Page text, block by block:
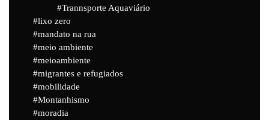
Trannsporte Aquaviário
lixo zero
mandato na rua
meio ambiente
meioambiente
migrantes e refugiados
mobilidade
Montanhismo
moradia